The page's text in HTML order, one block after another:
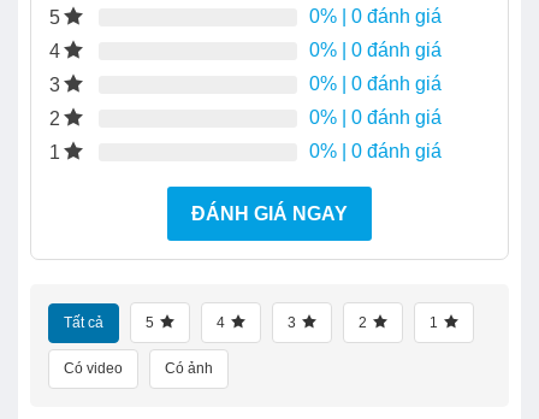
5 0% | 0 đánh giá
4
0% | 0 đánh giá
3
0% | 0 đánh giá
2
0% | 0 đánh giá
1
0% | 0 đánh giá
ĐÁNH GIÁ NGAY
Tất cả 5 4 3 2 1
Có video Có ảnh